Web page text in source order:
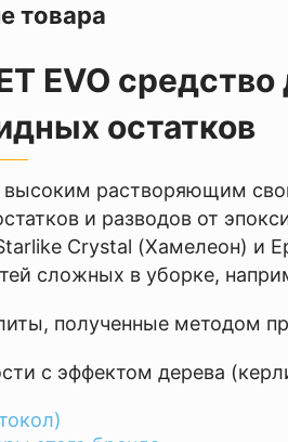
товара
EVO
остатков
высоким растворяющим
и разводов от
Crystal (Хамелеон) и
сложных в уборке,
полученные методом
с эффектом дерева